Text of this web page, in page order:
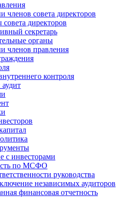
членов совета директоров
директоров
секретарь
органы
членов правления
контроля
с инвеcторами
по МСФО
руководства
независимых аудиторов
финансовая отчетность